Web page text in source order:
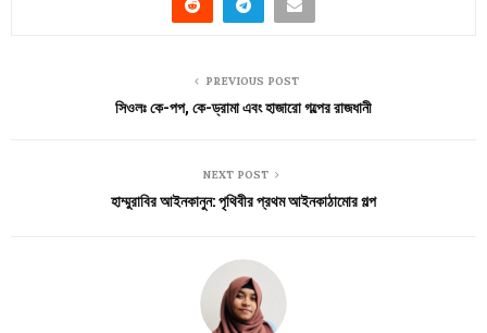
PREVIOUS POST
সিওলঃ কে-পপ, কে-ড্রামা এবং হাজারো গল্পের রাজধানী
NEXT POST
হাম্মুরাবির আইনকানুন: পৃথিবীর প্রথম আইনকাঠামোর গল্প